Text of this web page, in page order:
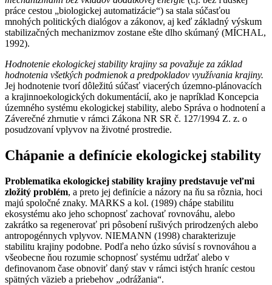
práce cestou „biologickej automatizácie“) sa stala súčasťou
mnohých politických dialógov a zákonov, aj keď základný výskum
stabilizačných mechanizmov zostane ešte dlho skúmaný (MÍCHAL,
1992).
Hodnotenie ekologickej stability krajiny sa považuje za základ
hodnotenia všetkých podmienok a predpokladov využívania krajiny.
Jej hodnotenie tvorí dôležitú súčasť viacerých územno-plánovacích
a krajinnoekologických dokumentácií, ako je napríklad Koncepcia
územného systému ekologickej stability, alebo Správa o hodnotení a
Záverečné zhrnutie v rámci Zákona NR SR č. 127/1994 Z. z. o
posudzovaní vplyvov na životné prostredie.
Chápanie a definície ekologickej stability
Problematika ekologickej stability krajiny predstavuje veľmi
zložitý problém, a preto jej definície a názory na ňu sa rôznia, hoci
majú spoločné znaky. MARKS a kol. (1989) chápe stabilitu
ekosystému ako jeho schopnosť zachovať rovnováhu, alebo
zakrátko sa regenerovať pri pôsobení rušivých prirodzených alebo
antropogénnych vplyvov. NIEMANN (1998) charakterizuje
stabilitu krajiny podobne. Podľa neho úzko súvisí s rovnováhou a
všeobecne ňou rozumie schopnosť systému udržať alebo v
definovanom čase obnoviť daný stav v rámci istých hraníc cestou
spätných väzieb a priebehov „odrážania“.